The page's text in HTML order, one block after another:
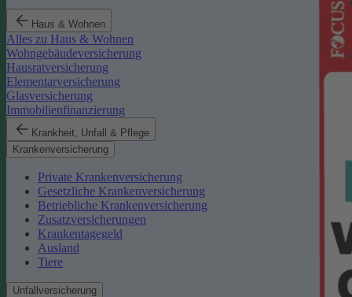
Haus & Wohnen
Alles zu Haus & Wohnen
Wohngebäudeversicherung
Hausratversicherung
Elementarversicherung
Glasversicherung
Immobilienfinanzierung
Krankheit, Unfall & Pflege
Krankenversicherung
Private Krankenversicherung
Gesetzliche Krankenversicherung
Betriebliche Krankenversicherung
Zusatzversicherungen
Krankentagegeld
Ausland
Tiere
Unfallversicherung